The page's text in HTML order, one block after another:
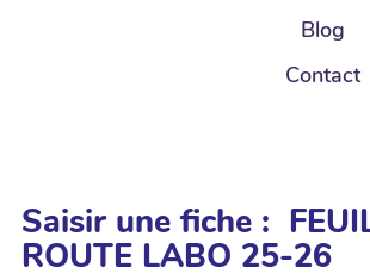
Blog
Contact
Saisir une fiche :
ROUTE LABO 25-26